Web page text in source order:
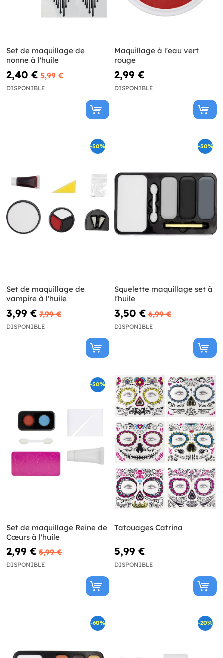
Set de maquillage de
nonne à l'huile
2,40 € 5,99 €
DISPONIBLE
Maquillage à l'eau vert
rouge
2,99 €
DISPONIBLE
-50%
Set de maquillage de
vampire à l'huile
3,99 € 7,99 €
DISPONIBLE
-50%
Squelette maquillage set à
l'huile
3,50 € 6,99 €
DISPONIBLE
-50%
Set de maquillage Reine de
Cœurs à l'huile
2,99 € 5,99 €
DISPONIBLE
Tatouages Catrina
5,99 €
DISPONIBLE
-60% -20%